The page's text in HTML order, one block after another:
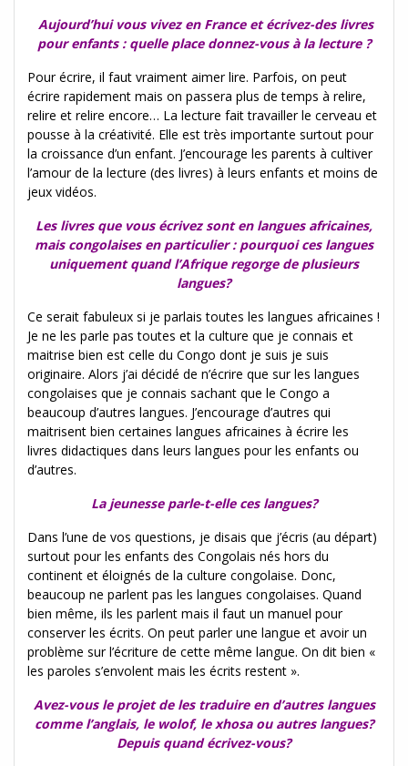
Aujourd’hui vous vivez en France et écrivez-des livres
pour enfants : quelle place donnez-vous à la lecture ?
Pour écrire, il faut vraiment aimer lire. Parfois, on peut
écrire rapidement mais on passera plus de temps à relire,
relire et relire encore… La lecture fait travailler le cerveau et
pousse à la créativité. Elle est très importante surtout pour
la croissance d’un enfant. J’encourage les parents à cultiver
l’amour de la lecture (des livres) à leurs enfants et moins de
jeux vidéos.
Les livres que vous écrivez sont en langues africaines,
mais congolaises en particulier : pourquoi ces langues
uniquement quand l’Afrique regorge de plusieurs
langues?
Ce serait fabuleux si je parlais toutes les langues africaines !
Je ne les parle pas toutes et la culture que je connais et
maitrise bien est celle du Congo dont je suis je suis
originaire. Alors j’ai décidé de n’écrire que sur les langues
congolaises que je connais sachant que le Congo a
beaucoup d’autres langues. J’encourage d’autres qui
maitrisent bien certaines langues africaines à écrire les
livres didactiques dans leurs langues pour les enfants ou
d’autres.
La jeunesse parle-t-elle ces langues?
Dans l’une de vos questions, je disais que j’écris (au départ)
surtout pour les enfants des Congolais nés hors du
continent et éloignés de la culture congolaise. Donc,
beaucoup ne parlent pas les langues congolaises. Quand
bien même, ils les parlent mais il faut un manuel pour
conserver les écrits. On peut parler une langue et avoir un
problème sur l’écriture de cette même langue. On dit bien «
les paroles s’envolent mais les écrits restent ».
Avez-vous le projet de les traduire en d’autres langues
comme l’anglais, le wolof, le xhosa ou autres langues?
Depuis quand écrivez-vous?